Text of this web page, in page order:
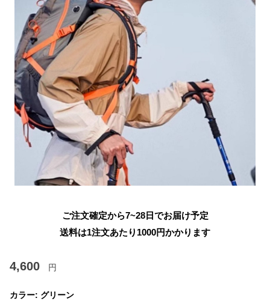
ご注文確定から7~28日でお届け予定
送料は1注文あたり 1000円かかります
4,600 円
カラー: グリーン